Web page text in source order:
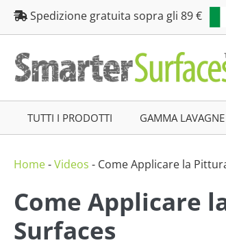
Salta
Spedizione gratuita sopra gli 89 €
TUTTI I PRODOTTI GAMMA
Home-Videos - Come Applicare la
Come Applicare
Surfaces